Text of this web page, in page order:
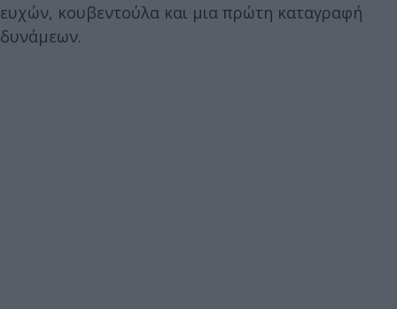
ευχών, κουβεντούλα και μια πρώτη καταγραφή
δυνάμεων.